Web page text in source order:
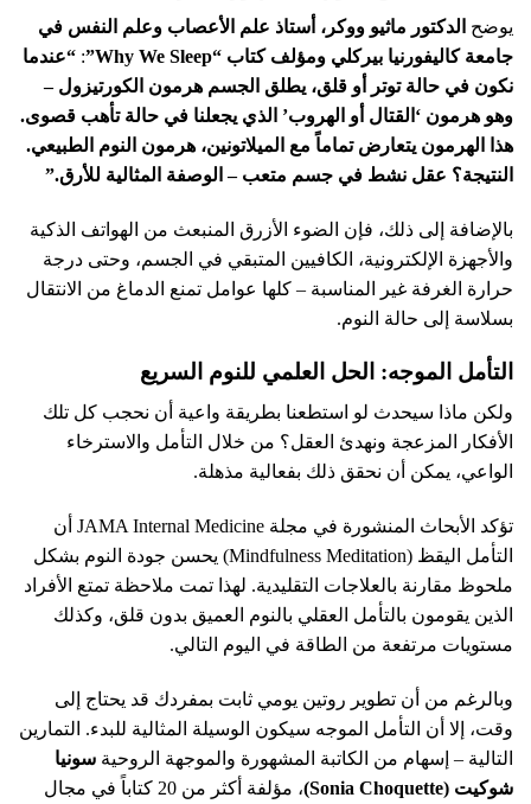
يوضح الدكتور ماثيو ووكر، أستاذ علم الأعصاب وعلم النفس في
جامعة كاليفورنيا بيركلي ومؤلف كتاب “Why We Sleep”
: “عندما
نكون في حالة توتر أو قلق، يطلق الجسم هرمون الكورتيزول –
وهو هرمون ‘القتال أو الهروب’ الذي يجعلنا في حالة تأهب قصوى.
هذا الهرمون يتعارض تماماً مع الميلاتونين، هرمون النوم الطبيعي.
النتيجة؟ عقل نشط في جسم متعب – الوصفة المثالية للأرق.”
بالإضافة إلى ذلك، فإن الضوء الأزرق المنبعث من الهواتف الذكية
والأجهزة الإلكترونية، الكافيين المتبقي في الجسم، وحتى درجة
حرارة الغرفة غير المناسبة – كلها عوامل تمنع الدماغ من الانتقال
بسلاسة إلى حالة النوم.
التأمل الموجه: الحل العلمي للنوم السريع
ولكن ماذا سيحدث لو استطعنا بطريقة واعية أن نحجب كل تلك
الأفكار المزعجة ونهدئ العقل؟ من خلال التأمل والاسترخاء
الواعي، يمكن أن نحقق ذلك بفعالية مذهلة.
تؤكد الأبحاث المنشورة في مجلة JAMA Internal Medicine أن
التأمل اليقظ (Mindfulness Meditation) يحسن جودة النوم بشكل
ملحوظ مقارنة بالعلاجات التقليدية. لهذا تمت ملاحظة تمتع الأفراد
الذين يقومون بالتأمل العقلي بالنوم العميق بدون قلق، وكذلك
مستويات مرتفعة من الطاقة في اليوم التالي.
وبالرغم من أن تطوير روتين يومي ثابت بمفردك قد يحتاج إلى
وقت، إلا أن التأمل الموجه سيكون الوسيلة المثالية للبدء. التمارين
التالية – إسهام من الكاتبة المشهورة والموجهة الروحية سونيا
شوكيت (Sonia Choquette)
، مؤلفة أكثر من 20 كتاباً في مجال